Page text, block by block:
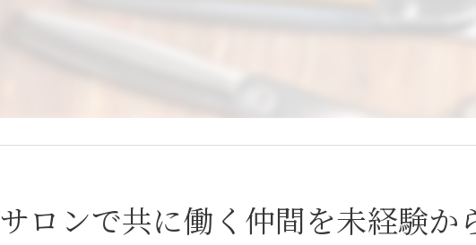
サロンで共に働く仲間を未経験か